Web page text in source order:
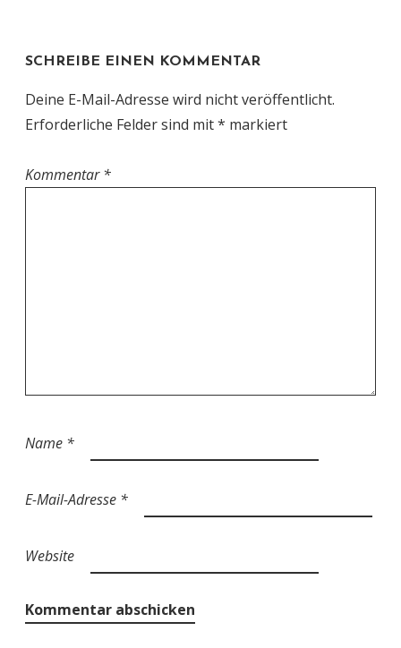
SCHREIBE EINEN KOMMENTAR
Deine E-Mail-Adresse wird nicht veröffentlicht.
Erforderliche Felder sind mit* markiert
Kommentar*
Name *
E-Mail-Adresse *
Website